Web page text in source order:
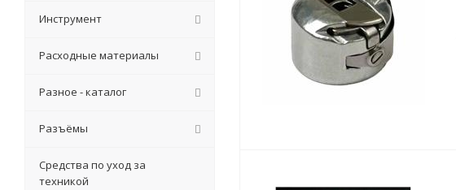
Инструмент
Расходные материалы
Разное - каталог
Разъёмы
Средства по уход за
техникой